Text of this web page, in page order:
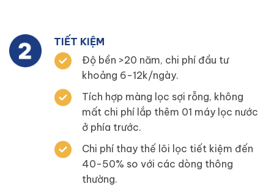
TIẾT KIỆM
Độ bền >20 năm, chi phí đầu tư
khoảng 6-12k/ngày.
Tích hợp màng lọc sợi rỗng, không
mất chi phí lắp thêm 01 máy lọc nước
ở phía trước.
Chi phí thay thế lõi lọc tiết kiệm đến
40-50% so với các dòng thông
thường.